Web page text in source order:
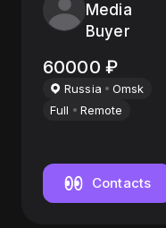
Media
Buyer
60000 ₽
Russia
Omsk
Full
Remote
Contacts